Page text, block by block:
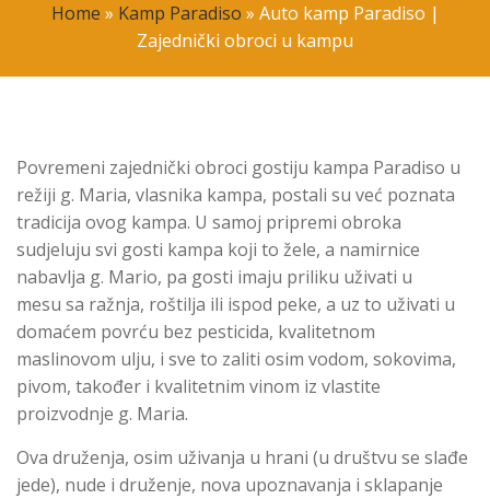
Home » Kamp Paradiso » Auto kamp Paradiso |
Zajednički obroci u kampu
Povremeni zajednički obroci gostiju kampa Paradiso u
režiji g. Maria, vlasnika kampa, postali su već poznata
tradicija ovog kampa. U samoj pripremi obroka
sudjeluju svi gosti kampa koji to žele, a namirnice
nabavlja g. Mario, pa gosti imaju priliku uživati u
mesu sa ražnja, roštilja ili ispod peke, a uz to uživati u
domaćem povrću bez pesticida, kvalitetnom
maslinovom ulju, i sve to zaliti osim vodom, sokovima,
pivom, također i kvalitetnim vinom iz vlastite
proizvodnje g. Maria.
Ova druženja, osim uživanja u hrani (u društvu se slađe
jede), nude i druženje, nova upoznavanja i sklapanje